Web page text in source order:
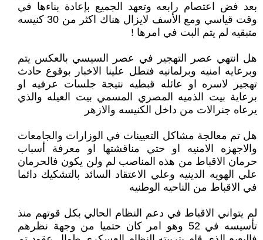
بعد فض اعتصام رابعه وتعهد الجميع بإعادة بناءها في
وقت قياسي ومع الأسف لايزال هناك اكثر من 30 كنيسه
متبقيه لم يتم البت في امرها !
هل انتهي عصر التهجير في عصر السيسي بالعكس يتم
وبرعايه امنيه وبرلمانيه فتطل علينا الاخبار بوقوع حادث
تهجير لاسره او عائله قبطيه نتيجة جلسات عرفيه او
برعاية بيت الذميه المصري المسمي بيت العيله والذي
يرعاه جنرالات من داخل الكنيسه والازهر
هل تم معالجة مشاكل التعيينات في الوزارات والجامعات
والاجهزه الامنيه او حتي مناقشتها او معرفة أسباب
حرمان الاقباط من هذه المناصب لم ولن يكون فالحرمان
علي الهويه الدينيه وعلي الاعتقاد السائد بالتشكيك دائما
في الاقباط من الناحيه الوطنيه
لم يتواني الاقباط في دعم النظام الحالي بكل قوتهم منذ
تأسيسه في 52 وهو امر كان حتميا من وجهة نظرهم